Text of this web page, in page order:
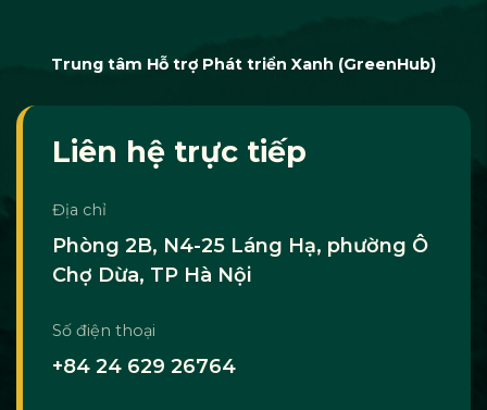
Trung tâm Hỗ trợ Phát triển Xanh (GreenHub)
Liên hệ trực tiếp
Địa chỉ
Phòng 2B, N4-25 Láng Hạ, phường Ô
Chợ Dừa, TP Hà Nội
Số điện thoại
+84 24 629 26764